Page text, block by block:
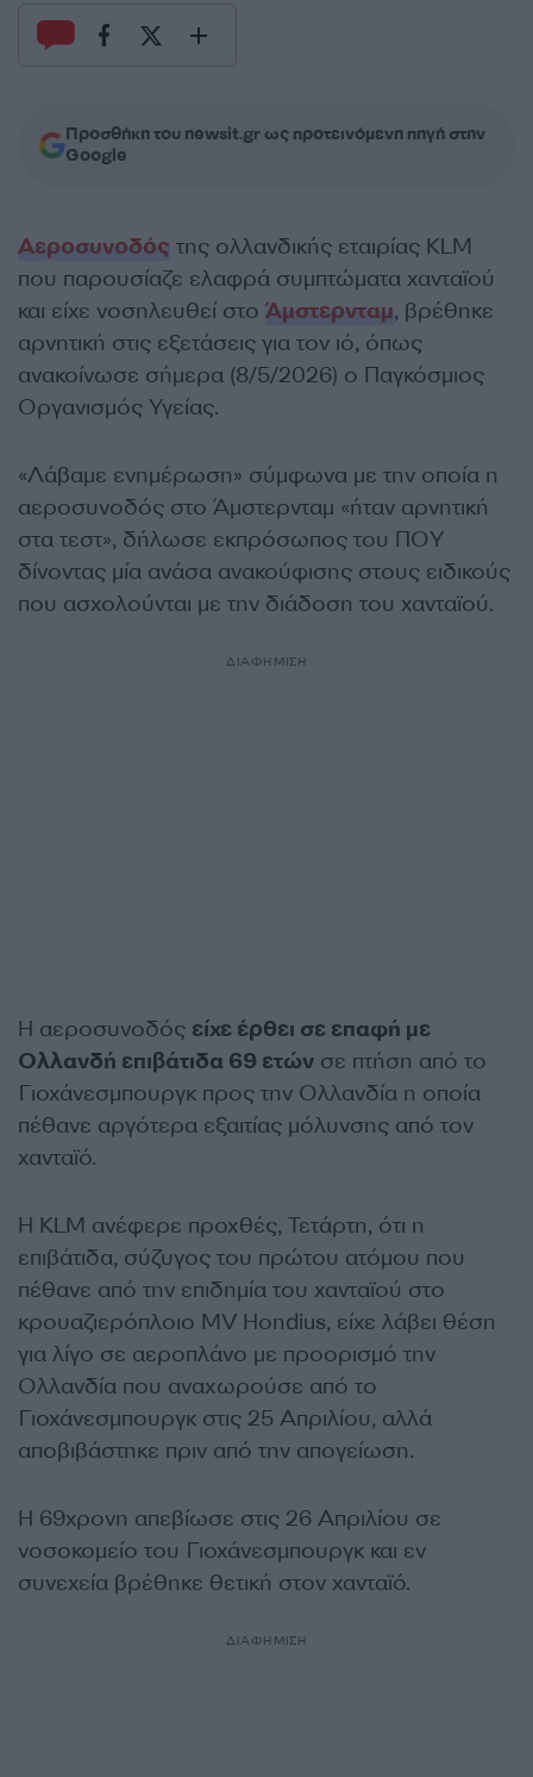
Προσθήκη του newsit.gr ως προτεινόμενη πηγή στην
Google
Αεροσυνοδός της ολλανδικής εταιρίας KLM
που παρουσίαζε ελαφρά συμπτώματα χανταϊού
και είχε νοσηλευθεί στο Άμστερνταμ, βρέθηκε
αρνητική στις εξετάσεις για τον ιό, όπως
ανακοίνωσε σήμερα (8/5/2026) ο Παγκόσμιος
Οργανισμός Υγείας.
«Λάβαμε ενημέρωση» σύμφωνα με την οποία η
αεροσυνοδός στο Άμστερνταμ «ήταν αρνητική
στα τεστ», δήλωσε εκπρόσωπος του ΠΟΥ
δίνοντας μία ανάσα ανακούφισης στους ειδικούς
που ασχολούνται με την διάδοση του χανταϊού.
ΔΙΑΦΗΜΙΣΗ
Η αεροσυνοδός είχε έρθει σε επαφή με
Ολλανδή επιβάτιδα 69 ετών σε πτήση από το
Γιοχάνεσμπουργκ προς την Ολλανδία η οποία
πέθανε αργότερα εξαιτίας μόλυνσης από τον
χανταϊό.
Η KLM ανέφερε προχθές, Τετάρτη, ότι η
επιβάτιδα, σύζυγος του πρώτου ατόμου που
πέθανε από την επιδημία του χανταϊού στο
κρουαζιερόπλοιο MV Hondius, είχε λάβει θέση
για λίγο σε αεροπλάνο με προορισμό την
Ολλανδία που αναχωρούσε από το
Γιοχάνεσμπουργκ στις 25 Απριλίου, αλλά
αποβιβάστηκε πριν από την απογείωση.
Η 69χρονη απεβίωσε στις 26 Απριλίου σε
νοσοκομείο του Γιοχάνεσμπουργκ και εν
συνεχεία βρέθηκε θετική στον χανταϊό.
ΔΙΑΦΗΜΙΣΗ